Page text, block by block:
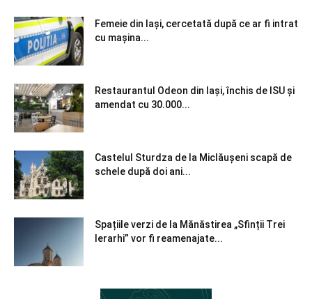
Femeie din Iași, cercetată după ce ar fi intrat
cu mașina...
Restaurantul Odeon din Iași, închis de ISU și
amendat cu 30.000...
Castelul Sturdza de la Miclăușeni scapă de
schele după doi ani...
Spațiile verzi de la Mănăstirea „Sfinții Trei
Ierarhi” vor fi reamenajate...